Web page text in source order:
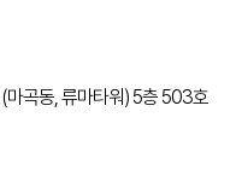
마곡동, 류마타워) 5층 503호